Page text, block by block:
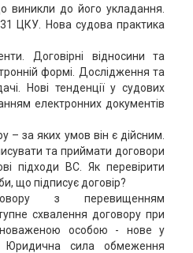
виникли до його укладання.
ЦКУ. Нова судова практика
Договірні відносини та
формі. Дослідження та
Нові тенденції у судових
електронних документів
– за яких умов він є дійсним.
та приймати договори
підходи ВС. Як перевірити
що підписує договір?
з перевищенням
схвалення договору при
особою - нове у
Юридична сила обмеження